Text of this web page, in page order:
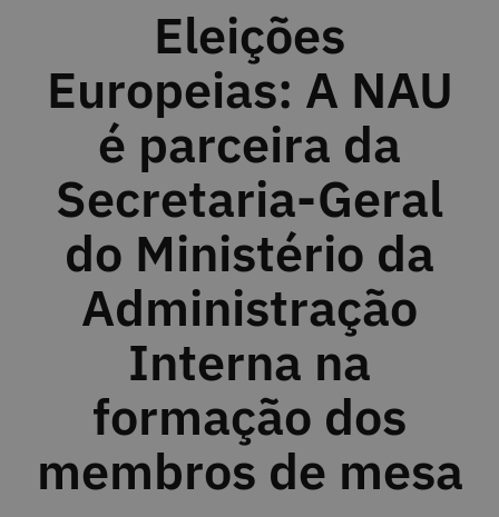
Eleições
Europeias: A NAU
é parceira da
Secretaria-Geral
do Ministério da
Administração
Interna na
formação dos
membros de mesa